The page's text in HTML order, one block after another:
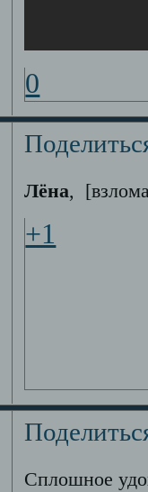
0
Лёна,
+1
Сплошное